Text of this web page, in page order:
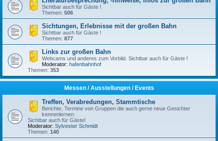
Sichtbar auch für Gäste !
Themen: 506
Sichtungen, Erlebnisse mit der großen Bahn
Sichtbar auch für Gäste !
Themen: 877
Links zur großen Bahn
Webcams und anderes zum Vorbild. Sichtbar auch für Gäste !
Moderator: hafenbahnhof
Themen: 353
Messen / Ausstellungen / Events
Treffen, Verabredungen, Stammtische
Berichte, Termine von Gruppen die auch gerne neue Gesichter
kennenlernen.
Sichtbar auch für Gäste!
Moderator: Sylvester Schmidt
Themen: 140